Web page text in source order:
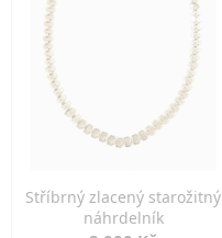
Stříbrný zlacený starožitný
náhrdelník